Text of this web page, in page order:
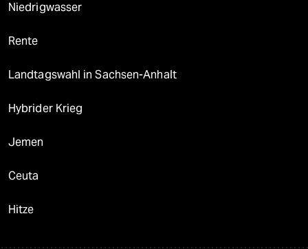
Niedrigwasser
Rente
Landtagswahl in Sachsen-Anhalt
Hybrider Krieg
Jemen
Ceuta
Hitze